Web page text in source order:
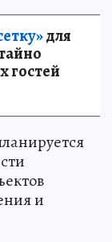
для
гостей
и